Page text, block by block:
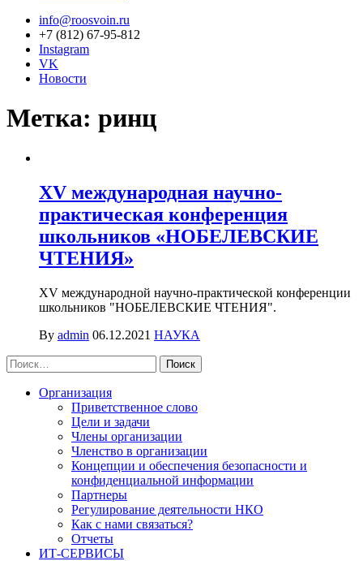
info@roosvoin.ru
+7 (812) 67-95-812
Instagram
VK
Новости
Метка: ринц
XV международная научно-
практическая конференция
школьников «НОБЕЛЕВСКИЕ
ЧТЕНИЯ»
XV международной научно-практической конференции
школьников "НОБЕЛЕВСКИЕ ЧТЕНИЯ".
By admin 06.12.2021 НАУКА
Найти:
Организация
Приветственное слово
Цели и задачи
Члены организации
Членство в организации
Концепции и обеспечения безопасности и
конфиденциальной информации
Партнеры
Регулирование деятельности НКО
Как с нами связаться?
Отчеты
ИТ-СЕРВИСЫ